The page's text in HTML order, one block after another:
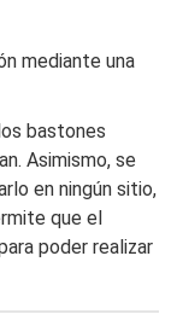
mediante una
bastones
Asimismo, se
en ningún sitio,
que el
poder realizar